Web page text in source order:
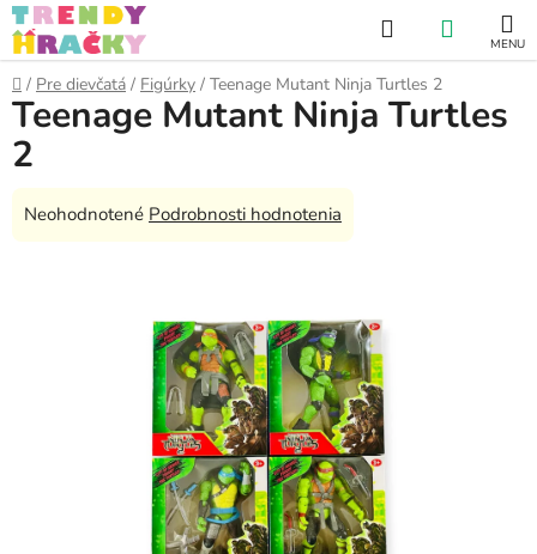
Prejsť
na
obsah
Hľadať
KOŠÍK
Domov
/ Pre dievčatá / Figúrky / Teenage Mutant Ninja Turtles 2
Teenage Mutant Ninja Turtles
2
Priemerné
Neohodnotené Podrobnosti hodnotenia